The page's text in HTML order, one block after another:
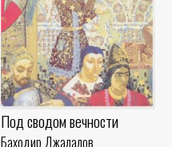
Под сводом вечности
Баходир Джалалов